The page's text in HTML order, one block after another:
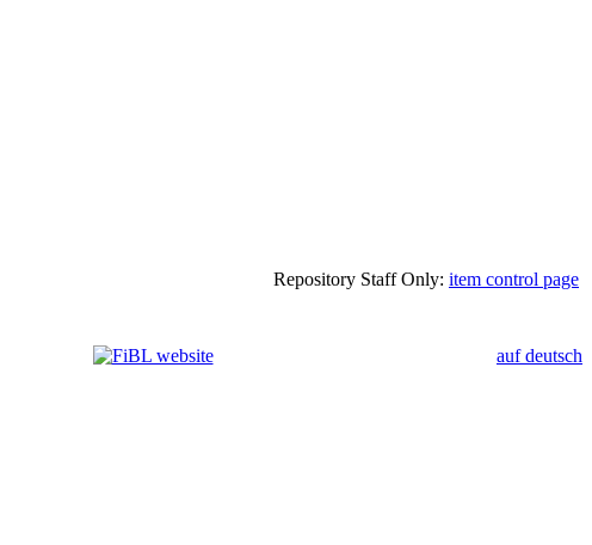
Repository Staff Only: item control page
auf deutsch